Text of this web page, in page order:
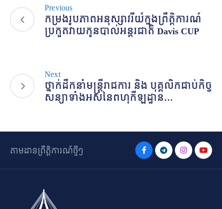
Previous
កម្រងរូបភាពអនុស្សាវរីយ៍ក្នុងព្រឹត្តិការណ៍
ប្រកួតវាយកូនបាល់អន្តរជាតិ Davis CUP
Next
ថ្នាក់ដឹកនាំមន្រ្តីរាជការ និង បុគ្គលិកជាប់កិច្ច
សន្យាទាំងអស់នៃពហុកីឡដ្ឋាន…
តាមដានព្រឹត្តិការណ៍ថ្មីៗ